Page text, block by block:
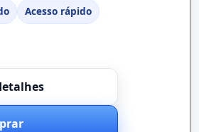
Acesso rápido